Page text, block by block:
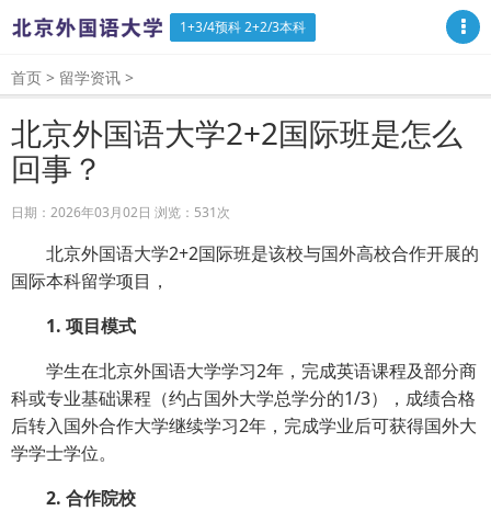
1+3/4预科 2+2/3本科
首页 > 留学资讯 >
北京外国语大学2+2国际班是怎么
回事？
日期：2026年03月02日 浏览： 531次
北京外国语大学2+2国际班是该校与国外高校合作开展的
国际本科留学项目，
1. 项目模式
学生在北京外国语大学学习2年，完成英语课程及部分商
科或专业基础课程（约占国外大学总学分的1/3），成绩合格
后转入国外合作大学继续学习2年，完成学业后可获得国外大
学学士学位。
2. 合作院校